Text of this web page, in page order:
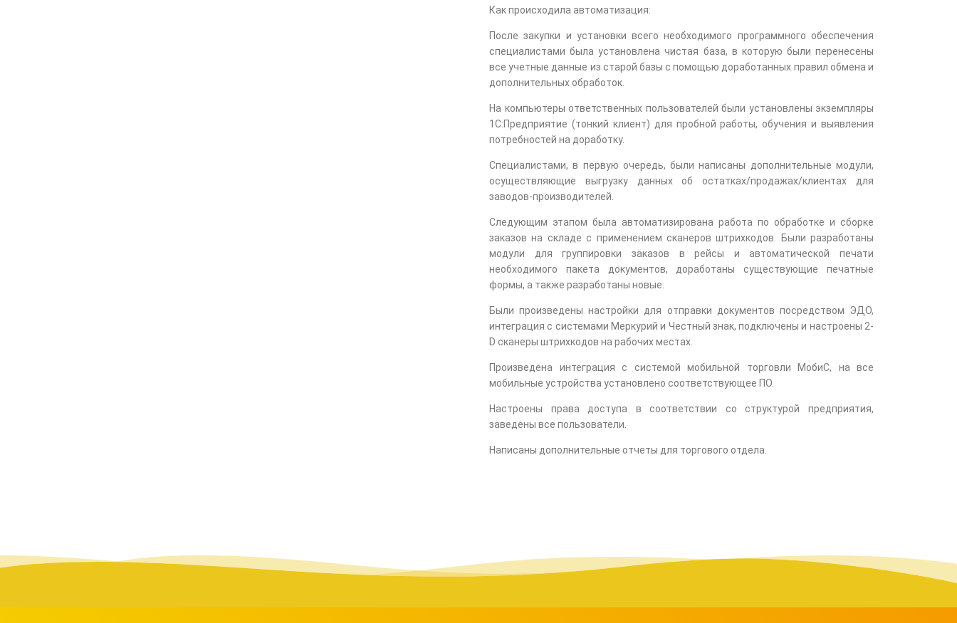
Как происходила автоматизация:
После закупки и установки всего необходимого программного обеспечения
специалистами была установлена чистая база, в которую были перенесены
все учетные данные из старой базы с помощью доработанных правил обмена и
дополнительных обработок.
На компьютеры ответственных пользователей были установлены экземпляры
1С:Предприятие (тонкий клиент) для пробной работы, обучения и выявления
потребностей на доработку.
Специалистами, в первую очередь, были написаны дополнительные модули,
осуществляющие выгрузку данных об остатках/продажах/клиентах для
заводов-производителей.
Следующим этапом была автоматизирована работа по обработке и сборке
заказов на складе с применением сканеров штрихкодов. Были разработаны
модули для группировки заказов в рейсы и автоматической печати
необходимого пакета документов, доработаны существующие печатные
формы, а также разработаны новые.
Были произведены настройки для отправки документов посредством ЭДО,
интеграция с системами Меркурий и Честный знак, подключены и настроены 2-
D сканеры штрихкодов на рабочих местах.
Произведена интеграция с системой мобильной торговли МобиС, на все
мобильные устройства установлено соответствующее ПО.
Настроены права доступа в соответствии со структурой предприятия,
заведены все пользователи.
Написаны дополнительные отчеты для торгового отдела.